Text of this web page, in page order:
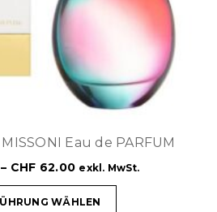
Eau de PARFUM
– CHF 62.00 exkl. MwSt.
WÄHLEN